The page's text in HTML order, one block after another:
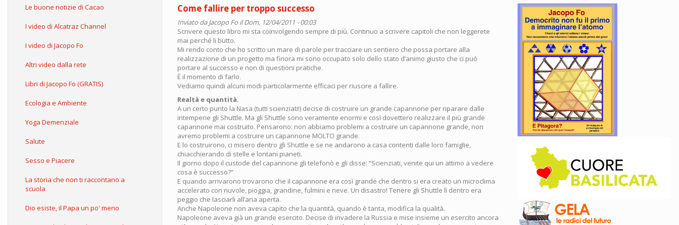
Le buone notizie di Cacao
I video di Alcatraz Channel
I video di Jacopo Fo
Altri video dalla rete
Libri di Jacopo Fo (GRATIS)
Ecologia e Ambiente
Yoga Demenziale
Salute
Sesso e Piacere
La storia che non ti raccontano a
scuola
Dio esiste, il Papa un po' meno
Come fallire per troppo successo
Inviato daJacopo Fo il Dom, 12/04/2011 - 00:03
Scrivere questo libro mi sta coinvolgendo sempre di più. Continuo a scrivere capitoli che non leggerete
mai perché li butto.
Mi rendo conto che ho scritto un mare di parole per tracciare un sentiero che possa portare alla
realizzazione di un progetto ma finora mi sono occupato solo dello stato d’animo giusto che ci può
portare al successo e non di questioni pratiche.
È il momento di farlo.
Vediamo quindi alcuni modi particolarmente efficaci per riuscire a fallire.
Realtà e quantità.
A un certo punto la Nasa (tutti scienziati!) decise di costruire un grande capannone per riparare dalle
intemperie gli Shuttle. Ma gli Shuttle sono veramente enormi e così dovettero realizzare il più grande
capannone mai costruito. Pensarono: non abbiamo problemi a costruire un capannone grande, non
avremo problemi a costruire un capannone MOLTO grande.
E lo costruirono, ci misero dentro gli Shuttle e se ne andarono a casa contenti dalle loro famiglie,
chiacchierando di stelle e lontani pianeti.
Il giorno dopo il custode del capannone gli telefonò e gli disse: “Scienziati, venite qui un attimo a vedere
cosa è successo?”
E quando arrivarono trovarono che il capannone era così grande che dentro si era creato un microclima
accelerato con nuvole, pioggia, grandine, fulmini e neve. Un disastro! Tenere gli Shuttle lì dentro era
peggio che lasciarli all’aria aperta.
Anche Napoleone non aveva capito che la quantità, quando è tanta, modifica la qualità.
Napoleone aveva già un grande esercito. Decise di invadere la Russia e mise insieme un esercito ancora